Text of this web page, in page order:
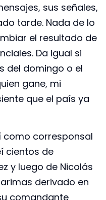
sus señales,
tarde. Nada de lo
el resultado de
Da igual si
del domingo o el
gane, mi
que el país ya
como corresponsal
cientos de
y luego de Nicolás
derivado en
comandante